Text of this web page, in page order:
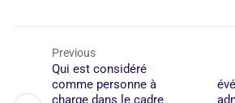
Previous
Qui est considéré
comme personne à